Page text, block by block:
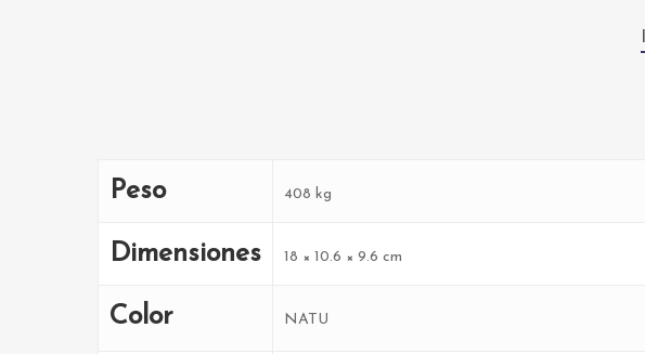
Peso 408 kg
Dimensiones 18 × 10.6 × 9.6 cm
Color NATU